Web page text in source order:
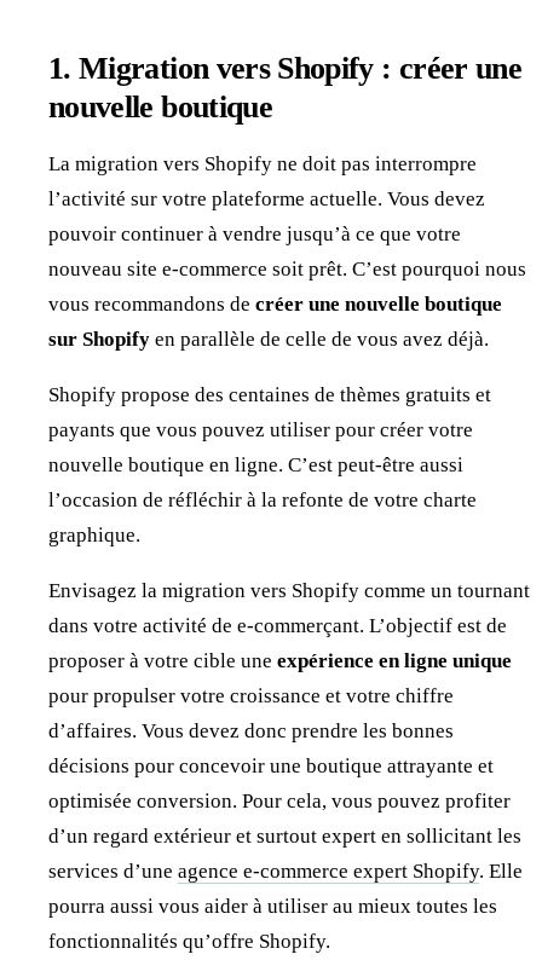
1. Migration vers Shopify : créer une
nouvelle boutique
La migration vers Shopify ne doit pas interrompre
l’activité sur votre plateforme actuelle. Vous devez
pouvoir continuer à vendre jusqu’à ce que votre
nouveau site e-commerce soit prêt. C’est pourquoi nous
vous recommandons de créer une nouvelle boutique
sur Shopify en parallèle de celle de vous avez déjà.
Shopify propose des centaines de thèmes gratuits et
payants que vous pouvez utiliser pour créer votre
nouvelle boutique en ligne. C’est peut-être aussi
l’occasion de réfléchir à la refonte de votre charte
graphique.
Envisagez la migration vers Shopify comme un tournant
dans votre activité de e-commerçant. L’objectif est de
proposer à votre cible une expérience en ligne unique
pour propulser votre croissance et votre chiffre
d’affaires. Vous devez donc prendre les bonnes
décisions pour concevoir une boutique attrayante et
optimisée conversion. Pour cela, vous pouvez profiter
d’un regard extérieur et surtout expert en sollicitant les
services d’une agence e-commerce expert Shopify. Elle
pourra aussi vous aider à utiliser au mieux toutes les
fonctionnalités qu’offre Shopify.